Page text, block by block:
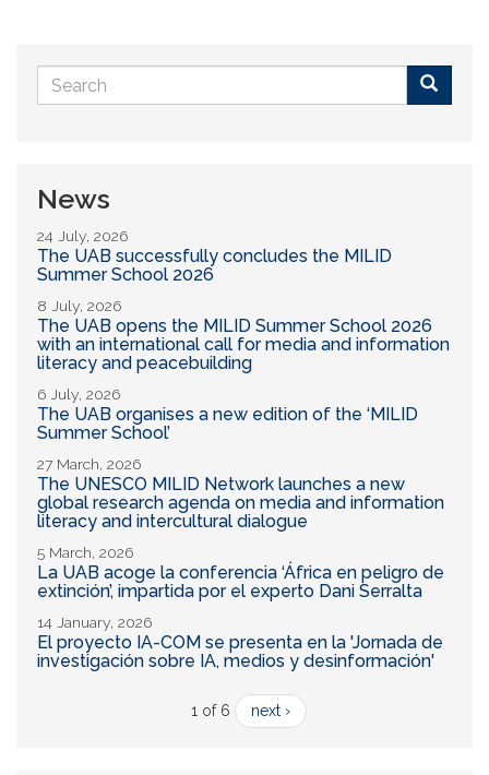
Search
form
News
24 July, 2026
The UAB successfully concludes the MILID
Summer School 2026
8 July, 2026
The UAB opens the MILID Summer School 2026
with an international call for media and information
literacy and peacebuilding
6 July, 2026
The UAB organises a new edition of the ‘MILID
Summer School’
27 March, 2026
The UNESCO MILID Network launches a new
global research agenda on media and information
literacy and intercultural dialogue
5 March, 2026
La UAB acoge la conferencia ‘África en peligro de
extinción’, impartida por el experto Dani Serralta
14 January, 2026
El proyecto IA-COM se presenta en la 'Jornada de
investigación sobre IA, medios y desinformación'
1 of 6 next ›